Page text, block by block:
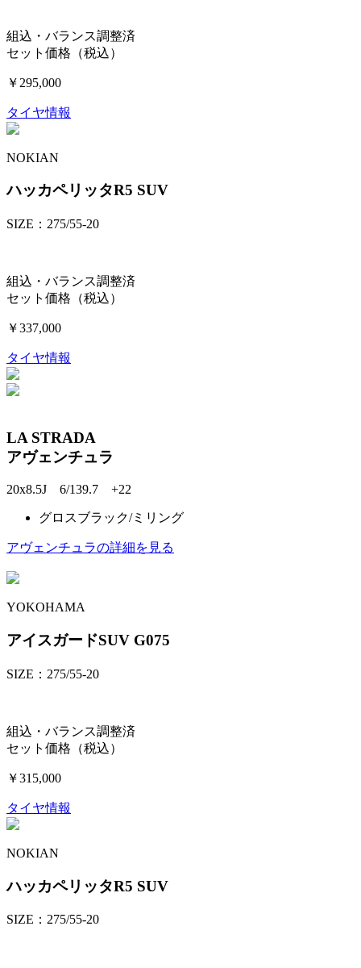
組込・バランス調整済
セット価格（税込）
￥295,000
タイヤ情報
NOKIAN
ハッカペリッタR5 SUV
SIZE：275/55-20
組込・バランス調整済
セット価格（税込）
￥337,000
タイヤ情報
LA STRADA
アヴェンチュラ
20x8.5J 6/139.7 +22
グロスブラック/ミリング
アヴェンチュラの詳細を見る
YOKOHAMA
アイスガードSUV G075
SIZE：275/55-20
組込・バランス調整済
セット価格（税込）
￥315,000
タイヤ情報
NOKIAN
ハッカペリッタR5 SUV
SIZE：275/55-20